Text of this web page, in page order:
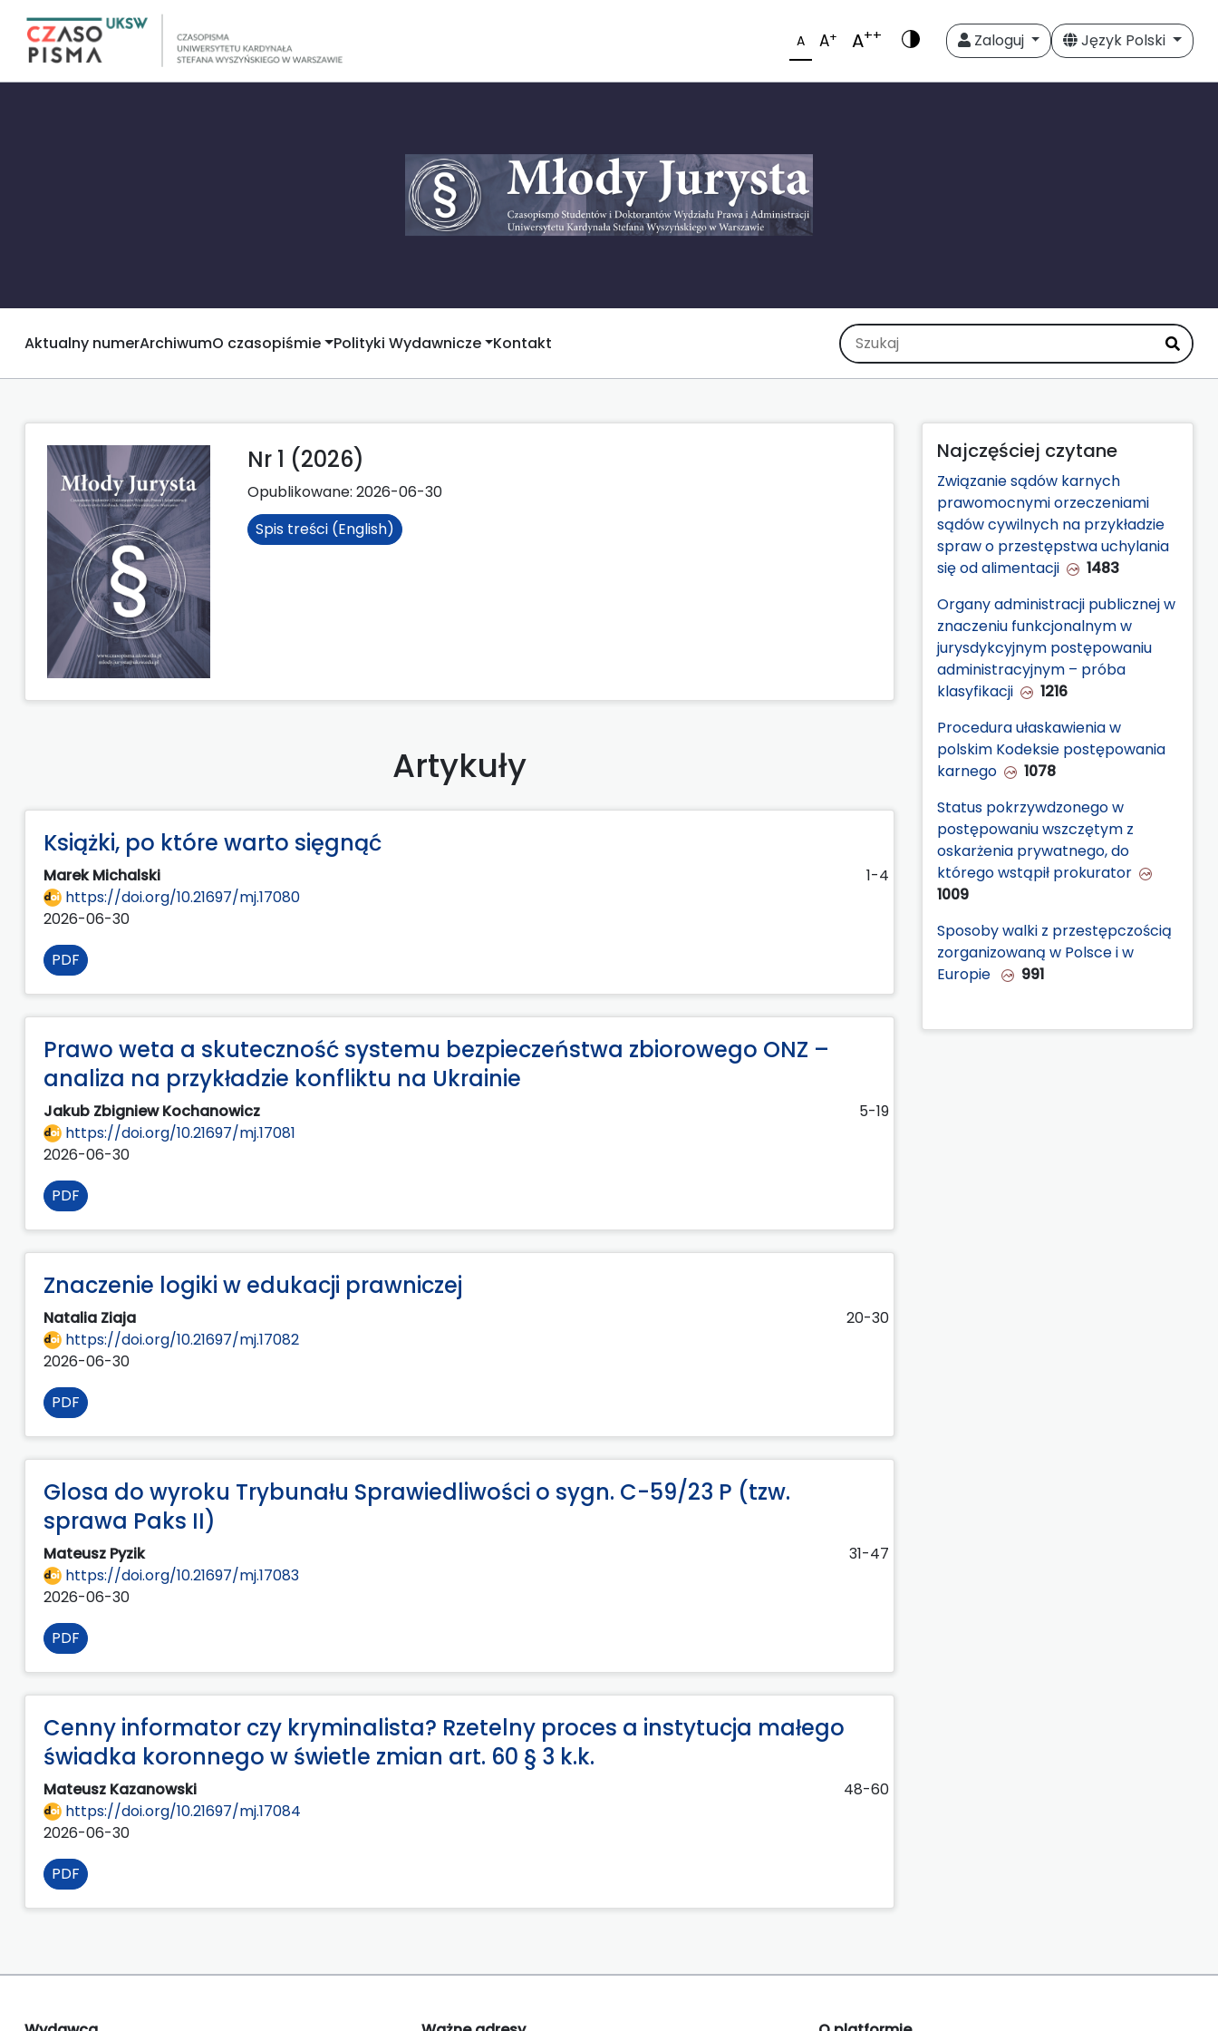
A A+ A++ Zaloguj Język Polski
Aktualny numerArchiwumO czasopiśmie Polityki Wydawnicze Kontakt
Nr 1 (2026)
Opublikowane: 2026-06-30
Spis treści (English)
Artykuły
Książki, po które warto sięgnąć
Marek Michalski
1-4
https://doi.org/10.21697/mj.17080
2026-06-30
PDF
Prawo weta a skuteczność systemu bezpieczeństwa zbiorowego ONZ –
analiza na przykładzie konfliktu na Ukrainie
Jakub Zbigniew Kochanowicz
5-19
https://doi.org/10.21697/mj.17081
2026-06-30
PDF
Znaczenie logiki w edukacji prawniczej
Natalia Ziaja
20-30
https://doi.org/10.21697/mj.17082
2026-06-30
PDF
Glosa do wyroku Trybunału Sprawiedliwości o sygn. C-59/23 P (tzw.
sprawa Paks II)
Mateusz Pyzik
31-47
https://doi.org/10.21697/mj.17083
2026-06-30
PDF
Cenny informator czy kryminalista? Rzetelny proces a instytucja małego
świadka koronnego w świetle zmian art. 60 § 3 k.k.
Mateusz Kazanowski
48-60
https://doi.org/10.21697/mj.17084
2026-06-30
PDF
Najczęściej czytane
Związanie sądów karnych
prawomocnymi orzeczeniami
sądów cywilnych na przykładzie
spraw o przestępstwa uchylania
się od alimentacji
1483
Organy administracji publicznej w
znaczeniu funkcjonalnym w
jurysdykcyjnym postępowaniu
administracyjnym – próba
klasyfikacji
1216
Procedura ułaskawienia w
polskim Kodeksie postępowania
karnego
1078
Status pokrzywdzonego w
postępowaniu wszczętym z
oskarżenia prywatnego, do
którego wstąpił prokurator
1009
Sposoby walki z przestępczością
zorganizowaną w Polsce i w
Europie
991